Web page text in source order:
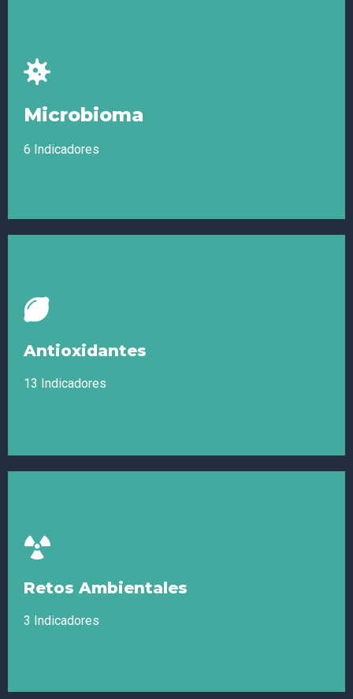
Minerales
Manganeso, Molibdeno, Potasio, Selenio, Silicio, Sodio, Yodo
Microbioma
6 Indicadores
Microbioma
Virus, Esporas, Bacterias, Hongos, Parásitos, Post Viral
Antioxidantes
13 Indicadores
Antioxidantes
Antocianinas, Carotenoides, Co Enzima Q10, Flavonoides,
Fitoestrógenos, Polifenoles, Selenio, Sulforafano, Superoxide
dismutase (sod), Vitamina C, Vitamina E, Zinc
Retos Ambientales
3 Indicadores